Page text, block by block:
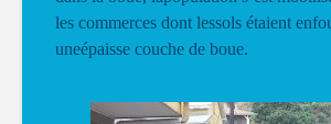
les commerces dont lessols étaient
uneépaisse couche de boue.